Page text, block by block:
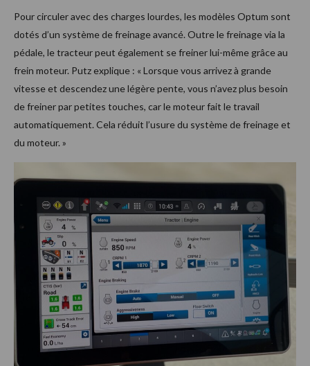
Pour circuler avec des charges lourdes, les modèles Optum sont
dotés d’un système de freinage avancé. Outre le freinage via la
pédale, le tracteur peut également se freiner lui-même grâce au
frein moteur. Putz explique : « Lorsque vous arrivez à grande
vitesse et descendez une légère pente, vous n’avez plus besoin
de freiner par petites touches, car le moteur fait le travail
automatiquement. Cela réduit l’usure du système de freinage et
du moteur. »